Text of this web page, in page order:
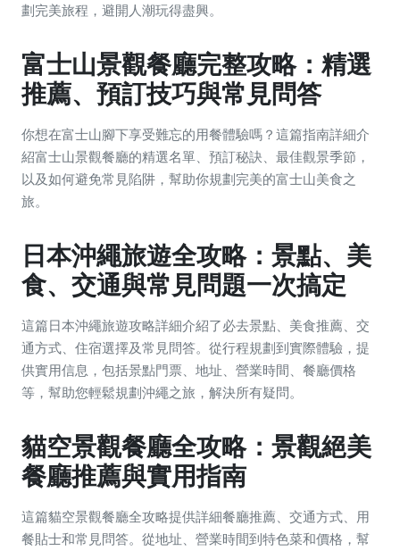
劃完美旅程，避開人潮玩得盡興。
富士山景觀餐廳完整攻略：精選
推薦、預訂技巧與常見問答
你想在富士山腳下享受難忘的用餐體驗嗎？這篇指南詳細介
紹富士山景觀餐廳的精選名單、預訂秘訣、最佳觀景季節，
以及如何避免常見陷阱，幫助你規劃完美的富士山美食之
旅。
日本沖繩旅遊全攻略：景點、美
食、交通與常見問題一次搞定
這篇日本沖繩旅遊攻略詳細介紹了必去景點、美食推薦、交
通方式、住宿選擇及常見問答。從行程規劃到實際體驗，提
供實用信息，包括景點門票、地址、營業時間、餐廳價格
等，幫助您輕鬆規劃沖繩之旅，解決所有疑問。
貓空景觀餐廳全攻略：景觀絕美
餐廳推薦與實用指南
這篇貓空景觀餐廳全攻略提供詳細餐廳推薦、交通方式、用
餐貼士和常見問答。從地址、營業時間到特色菜和價格，幫